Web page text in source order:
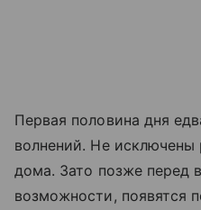
Первая половина дня
волнений. Не исключены
дома. Зато позже перед
возможности, появятся